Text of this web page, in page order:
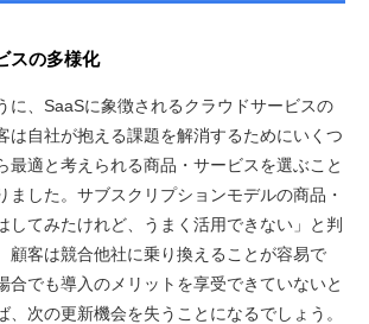
スの多様化
に、SaaSに象徴されるクラウドサービスの
は自社が抱える課題を解消するためにいくつ
最適と考えられる商品・サービスを選ぶこと
ました。サブスクリプションモデルの商品・
してみたけれど、うまく活用できない」と判
顧客は競合他社に乗り換えることが容易で
合でも導入のメリットを享受できていないと
、次の更新機会を失うことになるでしょう。